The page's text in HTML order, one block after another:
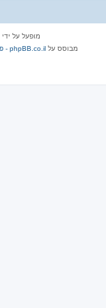
מופעל על ידי
מבוסס עלphpBB.co.il - פורומים בעברית